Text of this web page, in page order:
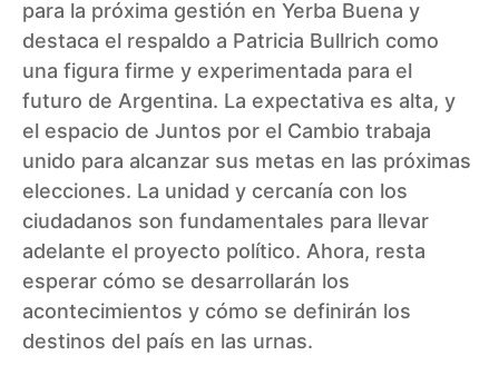
para la próxima gestión en Yerba Buena y
destaca el respaldo a Patricia Bullrich como
una figura firme y experimentada para el
futuro de Argentina. La expectativa es alta, y
el espacio de Juntos por el Cambio trabaja
unido para alcanzar sus metas en las próximas
elecciones. La unidad y cercanía con los
ciudadanos son fundamentales para llevar
adelante el proyecto político. Ahora, resta
esperar cómo se desarrollarán los
acontecimientos y cómo se definirán los
destinos del país en las urnas.